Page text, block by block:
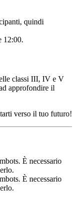
quindi
12:00.
classi III, IV e V
approfondire il
verso il tuo futuro!
È necessario
È necessario